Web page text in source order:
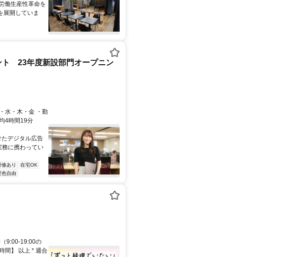
産性革命を
展開していま
ト 23年度新設部門オープニン
水・木・金 ・勤
4時間19分
デジタル広告
務に携わってい
修あり
在宅OK
色自由
9:00-19:00の
間】 以上 * 週合